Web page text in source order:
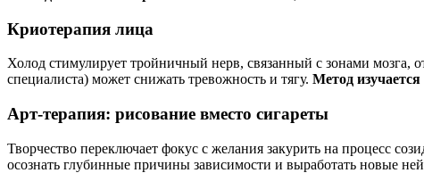
Криотерапия лица
Холод стимулирует тройничный нерв, связанный с зонами мозга,
специалиста) может снижать тревожность и тягу. Метод
Арт-терапия: рисование вместо сигареты
Творчество переключает фокус с желания закурить на процесс
осознать глубинные причины зависимости и выработать новые